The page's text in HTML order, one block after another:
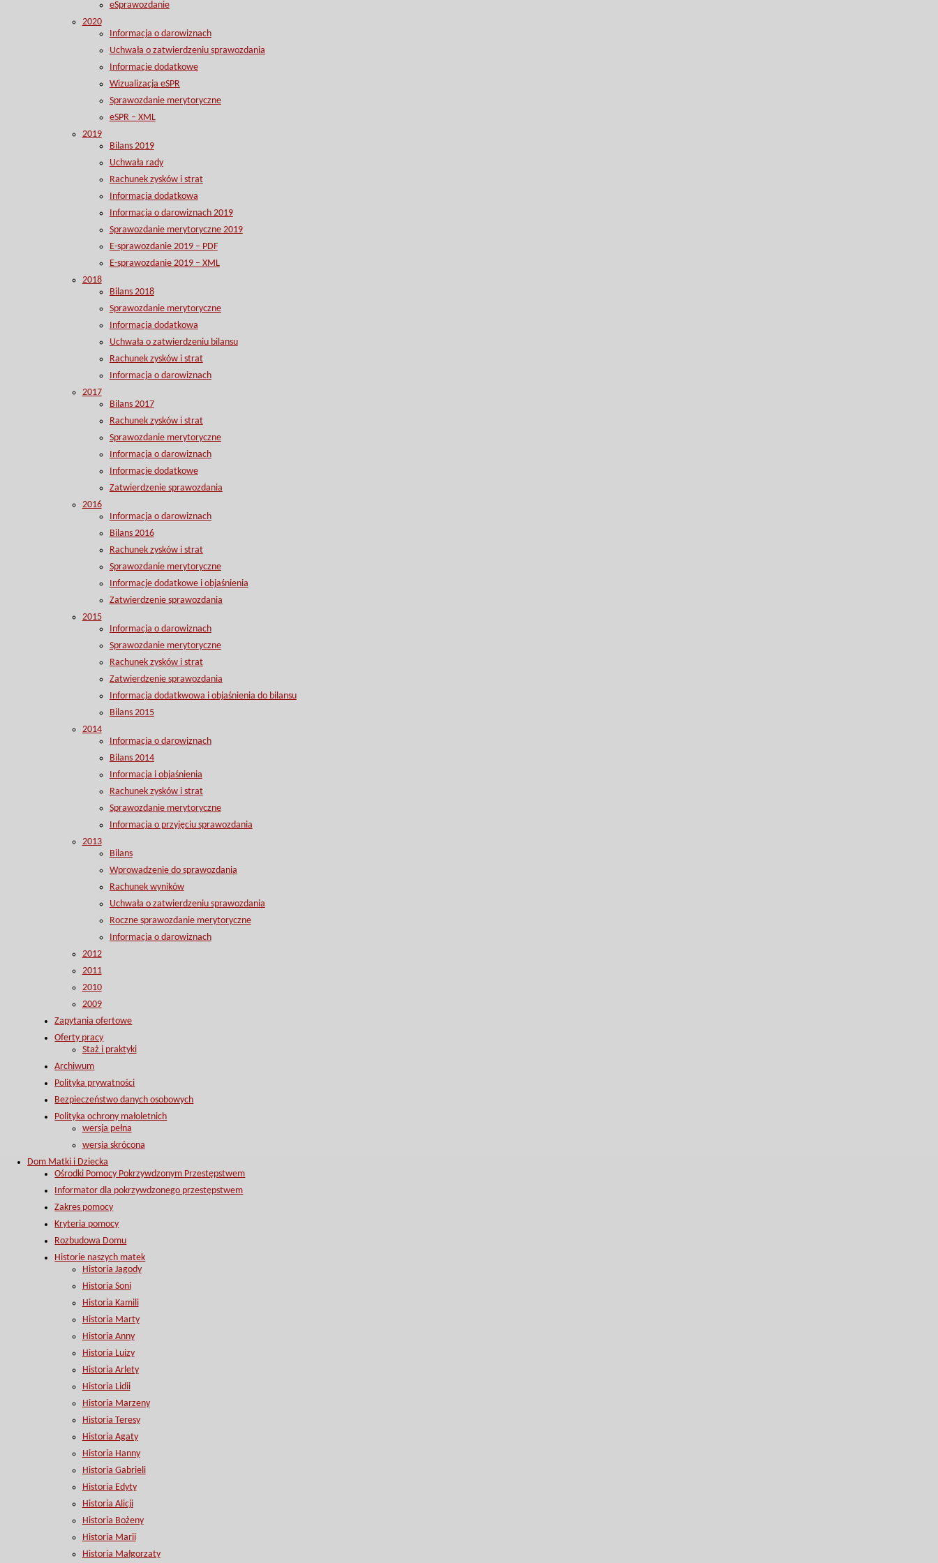
eSprawozdanie
2020
Informacja o darowiznach
Uchwała o zatwierdzeniu sprawozdania
Informacje dodatkowe
Wizualizacja eSPR
Sprawozdanie merytoryczne
eSPR – XML
2019
Bilans 2019
Uchwała rady
Rachunek zysków i strat
Informacja dodatkowa
Informacja o darowiznach 2019
Sprawozdanie merytoryczne 2019
E-sprawozdanie 2019 – PDF
E-sprawozdanie 2019 – XML
2018
Bilans 2018
Sprawozdanie merytoryczne
Informacja dodatkowa
Uchwała o zatwierdzeniu bilansu
Rachunek zysków i strat
Informacja o darowiznach
2017
Bilans 2017
Rachunek zysków i strat
Sprawozdanie merytoryczne
Informacja o darowiznach
Informacje dodatkowe
Zatwierdzenie sprawozdania
2016
Informacja o darowiznach
Bilans 2016
Rachunek zysków i strat
Sprawozdanie merytoryczne
Informacje dodatkowe i objaśnienia
Zatwierdzenie sprawozdania
2015
Informacja o darowiznach
Sprawozdanie merytoryczne
Rachunek zysków i strat
Zatwierdzenie sprawozdania
Informacja dodatkwowa i objaśnienia do bilansu
Bilans 2015
2014
Informacja o darowiznach
Bilans 2014
Informacja i objaśnienia
Rachunek zysków i strat
Sprawozdanie merytoryczne
Informacja o przyjęciu sprawozdania
2013
Bilans
Wprowadzenie do sprawozdania
Rachunek wyników
Uchwała o zatwierdzeniu sprawozdania
Roczne sprawozdanie merytoryczne
Informacja o darowiznach
2012
2011
2010
2009
Zapytania ofertowe
Oferty pracy
Staż i praktyki
Archiwum
Polityka prywatności
Bezpieczeństwo danych osobowych
Polityka ochrony małoletnich
wersja pełna
wersja skrócona
Dom Matki i Dziecka
Ośrodki Pomocy Pokrzywdzonym Przestępstwem
Informator dla pokrzywdzonego przestępstwem
Zakres pomocy
Kryteria pomocy
Rozbudowa Domu
Historie naszych matek
Historia Jagody
Historia Soni
Historia Kamili
Historia Marty
Historia Anny
Historia Luizy
Historia Arlety
Historia Lidii
Historia Marzeny
Historia Teresy
Historia Agaty
Historia Hanny
Historia Gabrieli
Historia Edyty
Historia Alicji
Historia Bożeny
Historia Marii
Historia Małgorzaty